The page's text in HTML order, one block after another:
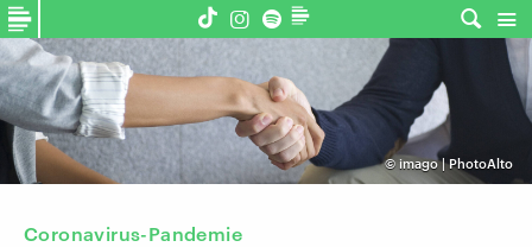
© imago | PhotoAlto
Coronavirus-Pandemie